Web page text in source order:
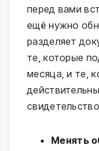
перед вами
ещё нужно
разделяет
те, которые
месяца, и те,
Менять